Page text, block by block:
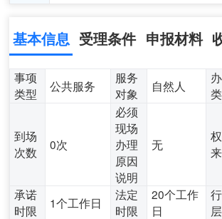
基本信息 受理条件 申报材料
事项
类型
公共服务
服务
对象
自然人
到场
次数
0次
必须
现场
办理
原因
说明
无
承诺
时限
1个工作日
法定
时限
20个工作
日